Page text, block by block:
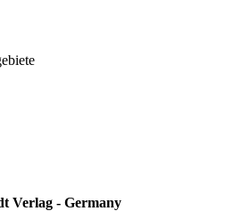
Verlag - Germany